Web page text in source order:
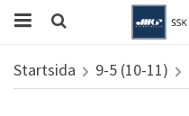
Startsida 9-5 (10-11)